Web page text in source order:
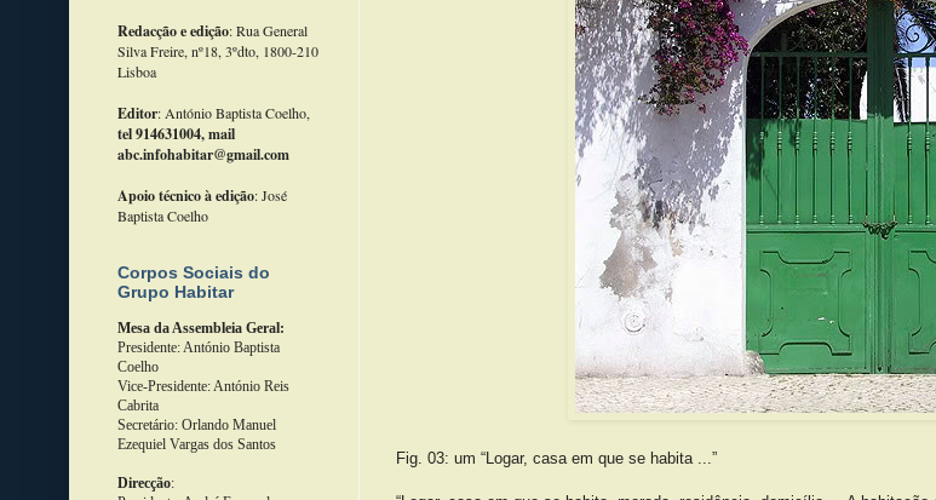
Fig. 03: um “Logar, casa em que se habita ...”
Redacção e edição: Rua General
Silva Freire, nº18, 3ºdto, 1800-210
Lisboa
Editor: António Baptista Coelho,
tel 914631004, mail
abc.infohabitar@gmail.com
Apoio técnico à edição: José
Baptista Coelho
Corpos Sociais do
Grupo Habitar
Mesa da Assembleia Geral:
Presidente: António Baptista
Coelho
Vice-Presidente: António Reis
Cabrita
Secretário: Orlando Manuel
Ezequiel Vargas dos Santos
Direcção: